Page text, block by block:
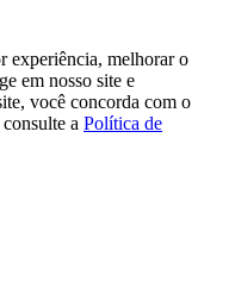
experiência, melhorar o
em nosso site e
você concorda com o
a Política de